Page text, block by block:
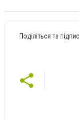
Поділіться та